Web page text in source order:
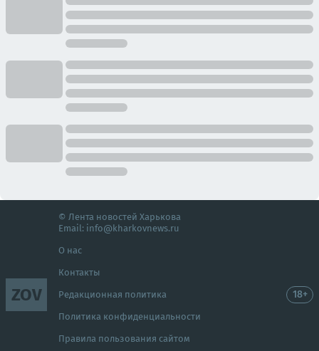
ZOV
© Лента новостей Харькова
Email: info@kharkovnews.ru
О нас
Контакты
Редакционная политика
Политика конфиденциальности
Правила пользования сайтом
18+